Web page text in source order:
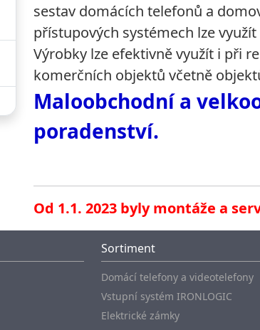
sestav domácích telefonů a
přístupových systémech lze využít
Výrobky lze efektivně využít i při
komerčních objektů včetně
Maloobchodní a
poradenství.
Od 1.1. 2023 byly montáže a
Sortiment
Domácí telefony a videotelefony
Vstupní systém IRONLOGIC
Elektrické zámky